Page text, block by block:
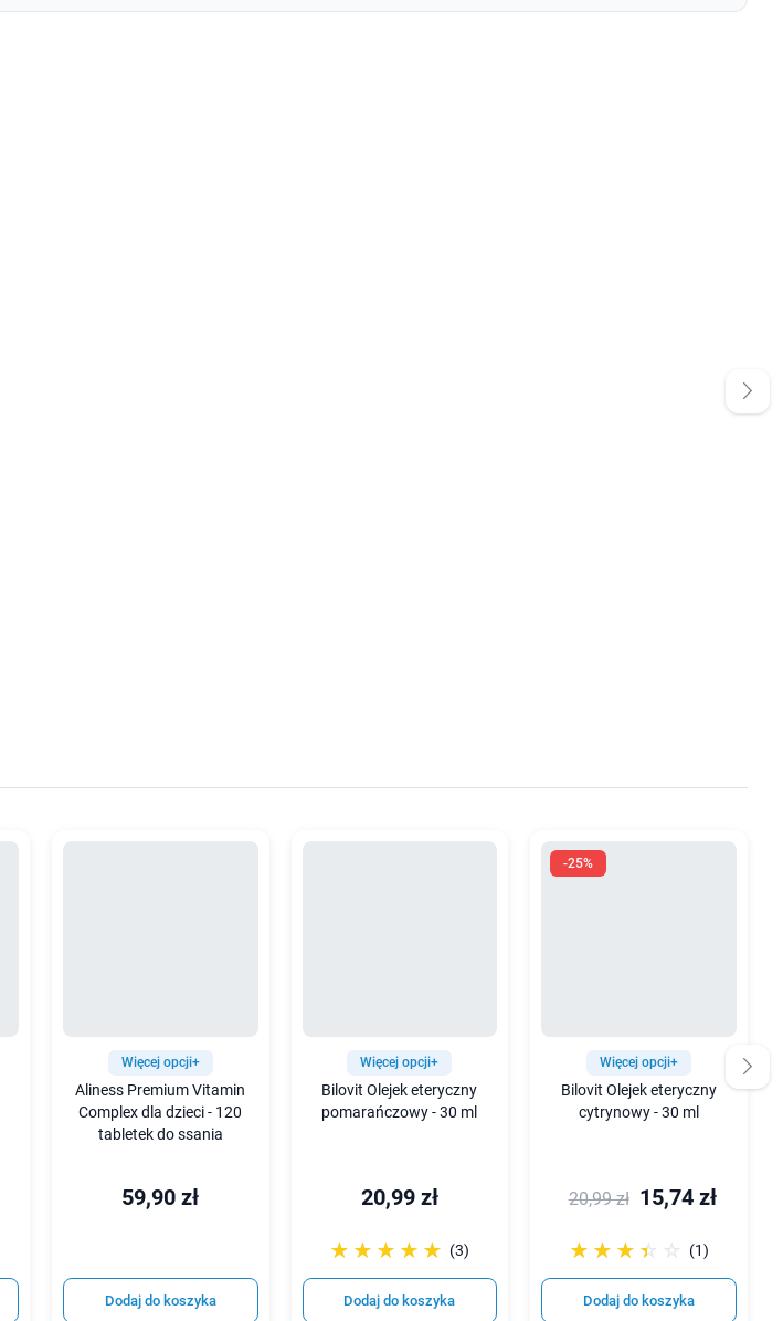
Więcej opcji+
Aliness Premium Vitamin
Complex dla dzieci - 120
tabletek do ssania
59,90 zł
Dodaj do koszyka
Więcej opcji+
Bilovit Olejek eteryczny
pomarańczowy - 30 ml
20,99 zł
☆☆☆☆☆
★★★★★ (3)
Dodaj do koszyka
-25%
Więcej opcji+
Bilovit Olejek eteryczny
cytrynowy - 30 ml
20,99 zł 15,74 zł
☆☆☆☆☆
★★★★★ (1)
Dodaj do koszyka